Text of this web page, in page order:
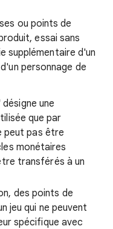
ou points de
essai sans
supplémentaire d'un
personnage de
désigne une
que par
peut pas être
monétaires
transférés à un
des points de
jeu qui ne peuvent
spécifique avec